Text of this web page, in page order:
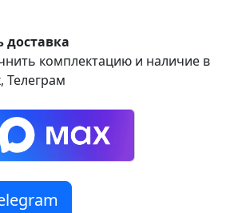
[79]
[4]
[5]
[369]
[13]
доставка
комплектацию и наличие в
Телеграм